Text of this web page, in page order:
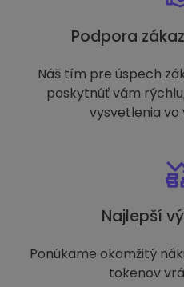
Podpora
Náš tím pre úspech
poskytnúť vám
vysvetlenia vo
Najlepší
Ponúkame okamžitý
tokenov